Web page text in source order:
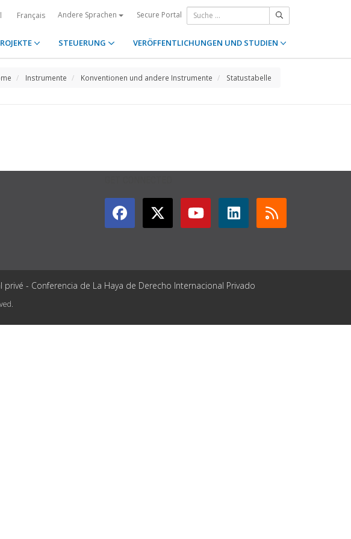
Français Andere Sprachen Secure Portal
STEUERUNG VERÖFFENTLICHUNGEN UND STUDIEN
Instrumente Konventionen und andere Instrumente Statustabelle
- Conferencia de La Haya de Derecho Internacional Privado